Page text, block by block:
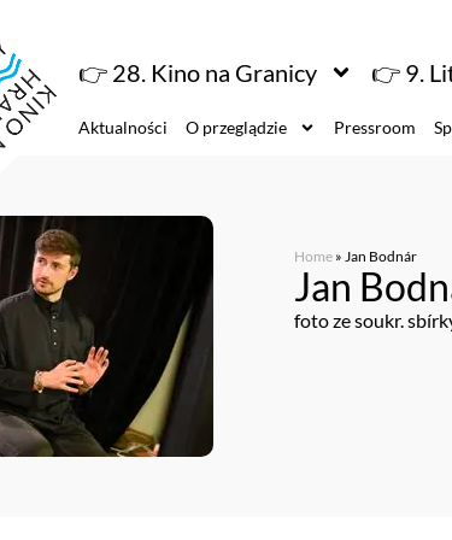
👉 28. Kino na Granicy 👉 9.
Aktualności O przeglądzie Pressroom
Home » Jan Bodnár
Jan
foto ze soukr.